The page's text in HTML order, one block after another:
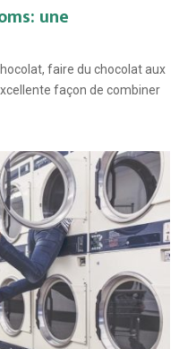
une
faire du chocolat aux
façon de combiner